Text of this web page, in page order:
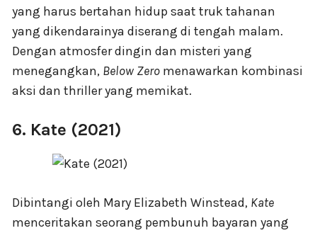
yang harus bertahan hidup saat truk tahanan
yang dikendarainya diserang di tengah malam.
Dengan atmosfer dingin dan misteri yang
menegangkan, Below Zero menawarkan kombinasi
aksi dan thriller yang memikat.
6. Kate (2021)
Dibintangi oleh Mary Elizabeth Winstead, Kate
menceritakan seorang pembunuh bayaran yang